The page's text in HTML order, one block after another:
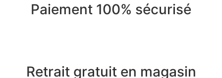
Paiement 100% sécurisé
Retrait gratuit en magasin